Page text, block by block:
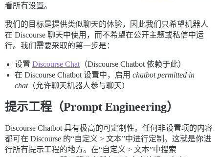
看所有设置。
我们的目标是提供类似聊天的体验，因此我们只希望机器人
在 Discourse 聊天中使用，而不希望在公开主题或私信中运
行。我们需要采取的第一步是：
设置 Discourse Chat （Discourse Chatbot 依赖于此）
在 Discourse Chatbot 设置中，启用 chatbot permitted in
chat（允许聊天机器人参与聊天）
提示工程（Prompt Engineering）
Discourse Chatbot 具有极高的可定制性。任何非设置项的内容
都可在 Discourse 的“自定义 > 文本”中进行定制。这就是你进
行所有提示工程的地方。在“自定义 > 文本”中搜索